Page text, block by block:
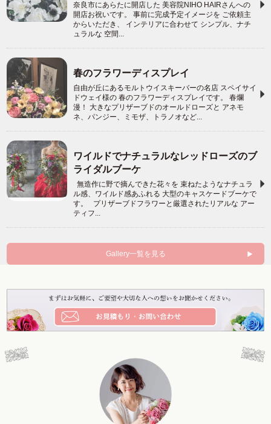
奈良市にあらたに開店した 美容院NIHO HAIRさんへの
開店お祝いです。 事前に完成予定イメージを ご依頼主
からいただき、 インテリアに合わせて シンプル、ナチ
ュラルな 空間...
春のフラワーディスプレイ
自由が丘にあるモルトウイスキーバーの名店 スペイサイ
ドウェイ様の 春のフラワーディスプレイです。 春爛
漫！ 大きなプリザーブドのオールドローズと アネモ
ネ、パンジー、ミモザ、トラノオなど...
ワイルドでナチュラルなレッドローズのブ
ライダルブーケ
無造作に野で摘んできた花々を 束ねたようなナチュラ
ル感、ワイルド感あふれる 大型のキャスケードブーケで
す。 プリザーブドフラワーと厳選されたリアルな アー
ティフ...
Gallery一覧を見る